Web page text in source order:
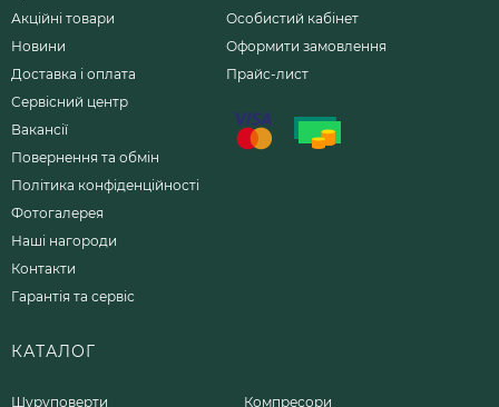
Акційні товари
Новини
Доставка і оплата
Сервісний центр
Вакансії
Повернення та обмін
Політика конфіденційності
Фотогалерея
Наші нагороди
Контакти
Гарантія та сервіс
Особистий кабінет
Оформити замовлення
Прайс-лист
КАТАЛОГ
Шуруповерти Компресори